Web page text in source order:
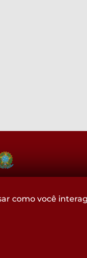
como você